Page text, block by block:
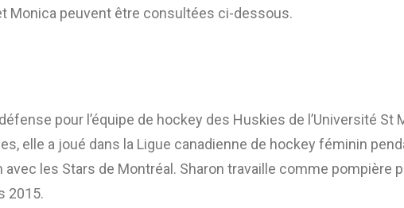
Monica peuvent être consultées ci-dessous.
pour l’équipe de hockey des Huskies de l’Université St
elle a joué dans la Ligue canadienne de hockey féminin
avec les Stars de Montréal. Sharon travaille comme pompière
2015.